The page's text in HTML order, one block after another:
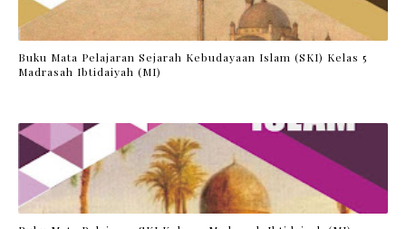
Buku Mata Pelajaran Sejarah Kebudayaan Islam (SKI) Kelas 5
Madrasah Ibtidaiyah (MI)